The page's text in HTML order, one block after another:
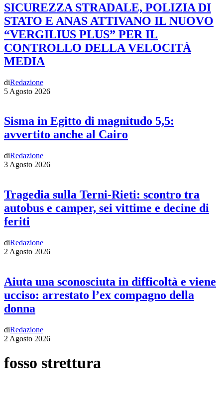
SICUREZZA STRADALE, POLIZIA DI
STATO E ANAS ATTIVANO IL NUOVO
“VERGILIUS PLUS” PER IL
CONTROLLO DELLA VELOCITÀ
MEDIA
diRedazione
5 Agosto 2026
Sisma in Egitto di magnitudo 5,5:
avvertito anche al Cairo
diRedazione
3 Agosto 2026
Tragedia sulla Terni-Rieti: scontro tra
autobus e camper, sei vittime e decine di
feriti
diRedazione
2 Agosto 2026
Aiuta una sconosciuta in difficoltà e viene
ucciso: arrestato l’ex compagno della
donna
diRedazione
2 Agosto 2026
fosso strettura